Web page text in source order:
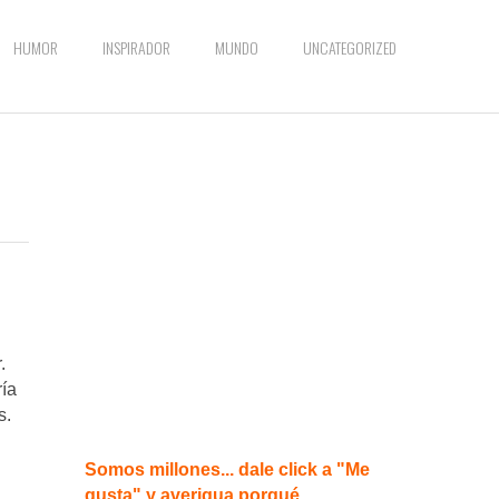
HUMOR INSPIRADOR MUNDO UNCATEGORIZED
Somos millones... dale click a "Me
gusta" y averigua porqué